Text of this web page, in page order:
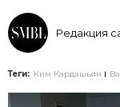
Редакция
Теги: Ким Кардашьян